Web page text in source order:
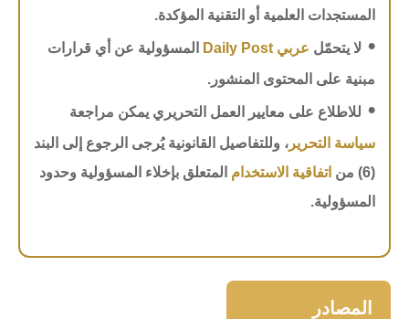
المستجدات العلمية أو التقنية المؤكدة.
• لا يتحمّل عربي Daily Post
المسؤولية عن أي قرارات
مبنية على المحتوى المنشور.
• للاطلاع على معايير العمل التحريري يمكن مراجعة
سياسة التحرير ، وللتفاصيل القانونية يُرجى الرجوع إلى البند
(6) من
اتفاقية الاستخدام المتعلق بإخلاء المسؤولية وحدود
المسؤولية.
المصادر